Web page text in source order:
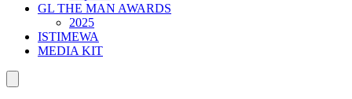
GL THE MAN AWARDS
2025
ISTIMEWA
MEDIA KIT